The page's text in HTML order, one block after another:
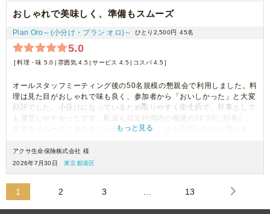
おしゃれで美味しく、準備もスムーズ
Plan Oro～(小分け・プラン オロ)～ ひとり2,500円 45名
5.0
料理・味 5.0 雰囲気 4.5 サービス 4.5 コスパ 4.5
オールスタッフミーティング後の50名規模の懇親会で利用しました。料
理は見た目がおしゃれで味も良く、参加者から「おいしかった」と大変
好評でした。小分けになっているため取りやすく衛生的で、幹事として
も運営しやすかったです。配送も指定時間内の最速の16:30に到着し、
準備をスムーズに進めることができました。また利用したいと思いま
もっと見る
アクサ生命保険株式会社 様
2026年7月30日
東京都港区
1 2 3 13